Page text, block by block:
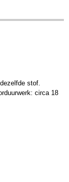
stof.
circa 18